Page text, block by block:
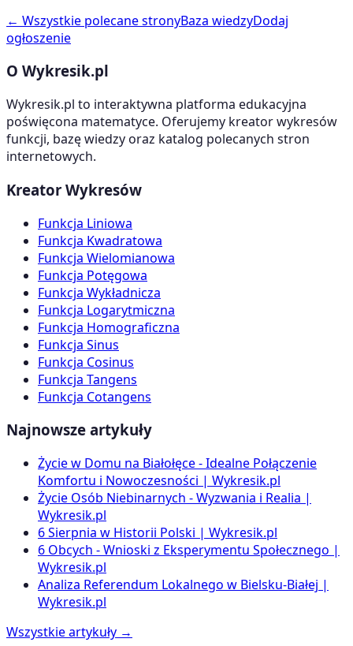
← Wszystkie polecane stronyBaza wiedzyDodaj
ogłoszenie
O Wykresik.pl
Wykresik.pl to interaktywna platforma edukacyjna
poświęcona matematyce. Oferujemy kreator wykresów
funkcji, bazę wiedzy oraz katalog polecanych stron
internetowych.
Kreator Wykresów
Funkcja Liniowa
Funkcja Kwadratowa
Funkcja Wielomianowa
Funkcja Potęgowa
Funkcja Wykładnicza
Funkcja Logarytmiczna
Funkcja Homograficzna
Funkcja Sinus
Funkcja Cosinus
Funkcja Tangens
Funkcja Cotangens
Najnowsze artykuły
Życie w Domu na Białołęce - Idealne Połączenie
Komfortu i Nowoczesności | Wykresik.pl
Życie Osób Niebinarnych - Wyzwania i Realia |
Wykresik.pl
6 Sierpnia w Historii Polski | Wykresik.pl
6 Obcych - Wnioski z Eksperymentu Społecznego |
Wykresik.pl
Analiza Referendum Lokalnego w Bielsku-Białej |
Wykresik.pl
Wszystkie artykuły →